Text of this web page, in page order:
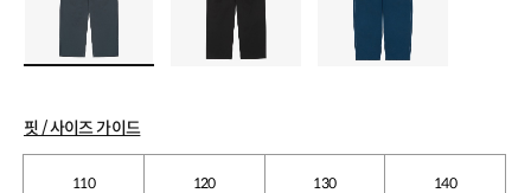
핏 / 사이즈 가이드
110 120 130 140